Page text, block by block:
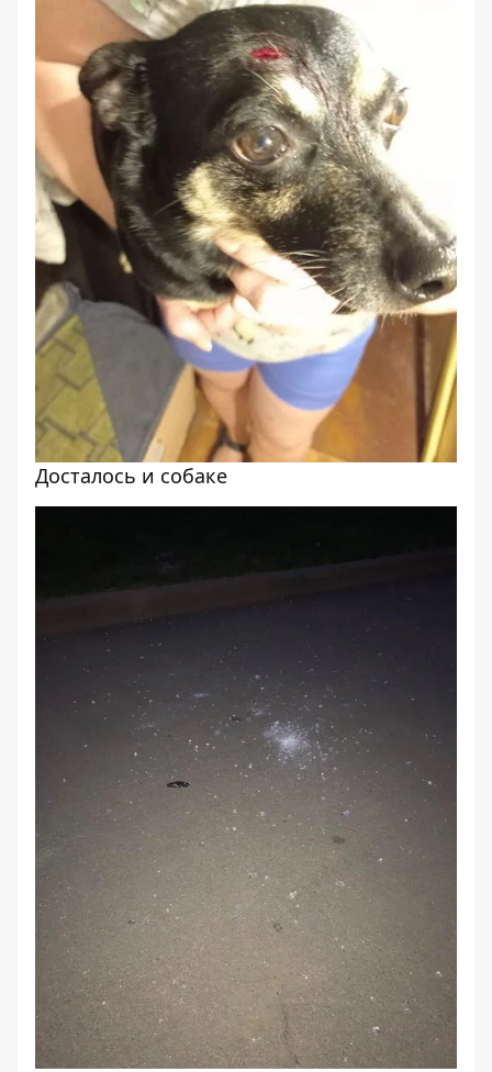
Досталось и собаке